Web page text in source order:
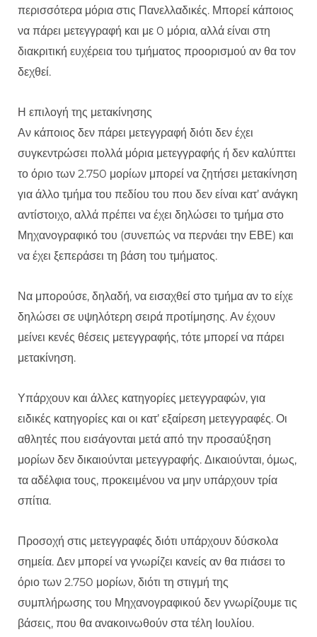
περισσότερα μόρια στις Πανελλαδικές. Μπορεί κάποιος
να πάρει μετεγγραφή και με 0 μόρια, αλλά είναι στη
διακριτική ευχέρεια του τμήματος προορισμού αν θα τον
δεχθεί.
Η επιλογή της μετακίνησης
Αν κάποιος δεν πάρει μετεγγραφή διότι δεν έχει
συγκεντρώσει πολλά μόρια μετεγγραφής ή δεν καλύπτει
το όριο των 2.750 μορίων μπορεί να ζητήσει μετακίνηση
για άλλο τμήμα του πεδίου του που δεν είναι κατ’ ανάγκη
αντίστοιχο, αλλά πρέπει να έχει δηλώσει το τμήμα στο
Μηχανογραφικό του (συνεπώς να περνάει την ΕΒΕ) και
να έχει ξεπεράσει τη βάση του τμήματος.
Να μπορούσε, δηλαδή, να εισαχθεί στο τμήμα αν το είχε
δηλώσει σε υψηλότερη σειρά προτίμησης. Αν έχουν
μείνει κενές θέσεις μετεγγραφής, τότε μπορεί να πάρει
μετακίνηση.
Υπάρχουν και άλλες κατηγορίες μετεγγραφών, για
ειδικές κατηγορίες και οι κατ’ εξαίρεση μετεγγραφές. Οι
αθλητές που εισάγονται μετά από την προσαύξηση
μορίων δεν δικαιούνται μετεγγραφής. Δικαιούνται, όμως,
τα αδέλφια τους, προκειμένου να μην υπάρχουν τρία
σπίτια.
Προσοχή στις μετεγγραφές διότι υπάρχουν δύσκολα
σημεία. Δεν μπορεί να γνωρίζει κανείς αν θα πιάσει το
όριο των 2.750 μορίων, διότι τη στιγμή της
συμπλήρωσης του Μηχανογραφικού δεν γνωρίζουμε τις
βάσεις, που θα ανακοινωθούν στα τέλη Ιουλίου.